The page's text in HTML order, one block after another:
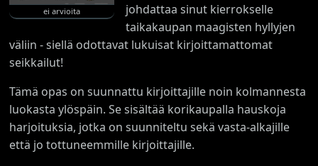
ei arvioita
johdattaa sinut kierrokselle
taikakaupan maagisten hyllyjen
väliin - siellä odottavat lukuisat kirjoittamattomat
seikkailut!
Tämä opas on suunnattu kirjoittajille noin kolmannesta
luokasta ylöspäin. Se sisältää korikaupalla hauskoja
harjoituksia, jotka on suunniteltu sekä vasta-alkajille
että jo tottuneemmille kirjoittajille.